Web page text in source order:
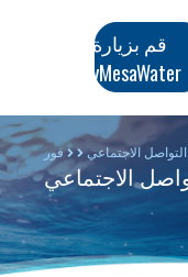
قم بزيارة
MyMesaWater
فور الاجتماعي
الاجتماعي